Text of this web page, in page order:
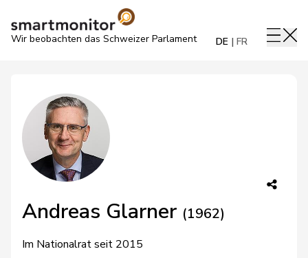
Wir beobachten das Schweizer Parlament DE FR
Andreas Glarner (1962)
Im Nationalrat seit 2015